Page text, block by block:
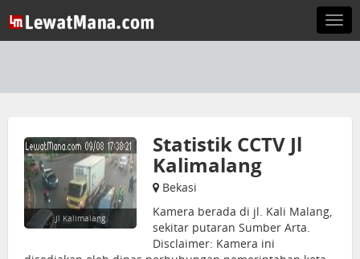
Jl Kalimalang
Statistik CCTV Jl
Kalimalang
Bekasi
Kamera berada di jl. Kali Malang,
sekitar putaran Sumber Arta.
Disclaimer: Kamera ini